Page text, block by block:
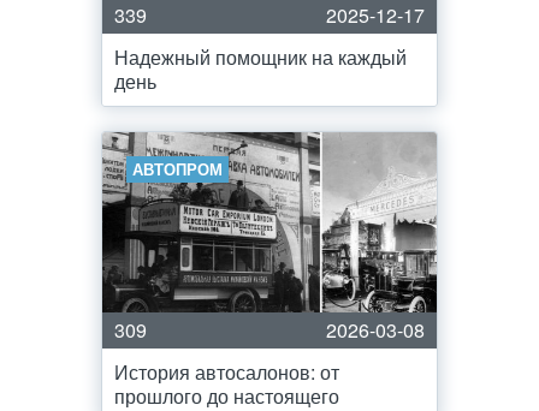
339
2025-12-17
Надежный помощник на каждый
день
АВТОПРОМ
309
2026-03-08
История автосалонов: от
прошлого до настоящего